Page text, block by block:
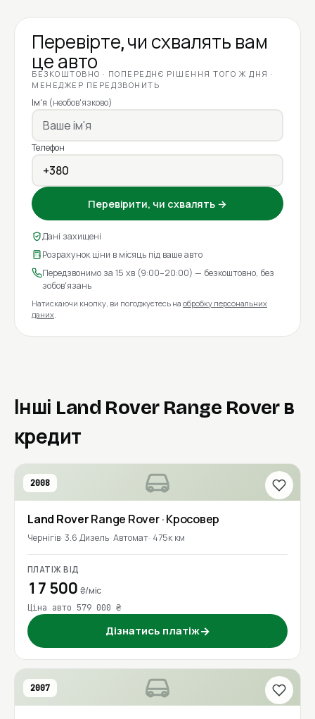
Перевірте, чи схвалять вам
це авто
БЕЗКОШТОВНО · ПОПЕРЕДНЄ РІШЕННЯ ТОГО Ж ДНЯ ·
МЕНЕДЖЕР ПЕРЕДЗВОНИТЬ
Ім'я (необов'язково)
Телефон
Перевірити, чи схвалять →
Дані захищені
Розрахунок ціни в місяць під ваше авто
Передзвонимо за 15 хв (9:00–20:00) — безкоштовно, без
зобов'язань
Натискаючи кнопку, ви погоджуєтесь на обробку персональних
даних.
Інші Land Rover Range Rover в
кредит
2008
Land RoverRange Rover· Кросовер
Чернігів 3.6 Дизель Автомат 475к км
ПЛАТІЖ ВІД
17 500 ₴/міс
Ціна авто 579 000 ₴
Дізнатись платіж→
2007